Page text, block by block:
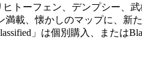
トーフェン、デンプシー、
載、懐かしのマップに、新
」は個別購入、または